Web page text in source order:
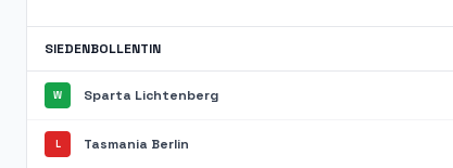
SIEDENBOLLENTIN
W Sparta Lichtenberg
L Tasmania Berlin